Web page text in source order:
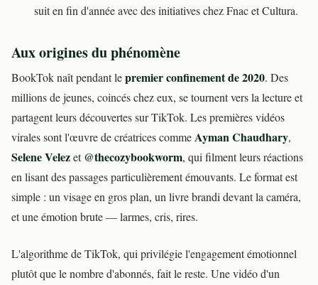
suit en fin d'année avec des initiatives chez Fnac et Cultura.
Aux origines du phénomène
BookTok naît pendant lepremier confinement de 2020. Des
millions de jeunes, coincés chez eux, se tournent vers la lecture et
partagent leurs découvertes sur TikTok. Les premières vidéos
virales sont l'œuvre de créatrices commeAyman Chaudhary,
Selene Velezet@thecozybookworm, qui filment leurs réactions
en lisant des passages particulièrement émouvants. Le format est
simple : un visage en gros plan, un livre brandi devant la caméra,
et une émotion brute — larmes, cris, rires.
L'algorithme de TikTok, qui privilégie l'engagement émotionnel
plutôt que le nombre d'abonnés, fait le reste. Une vidéo d'un